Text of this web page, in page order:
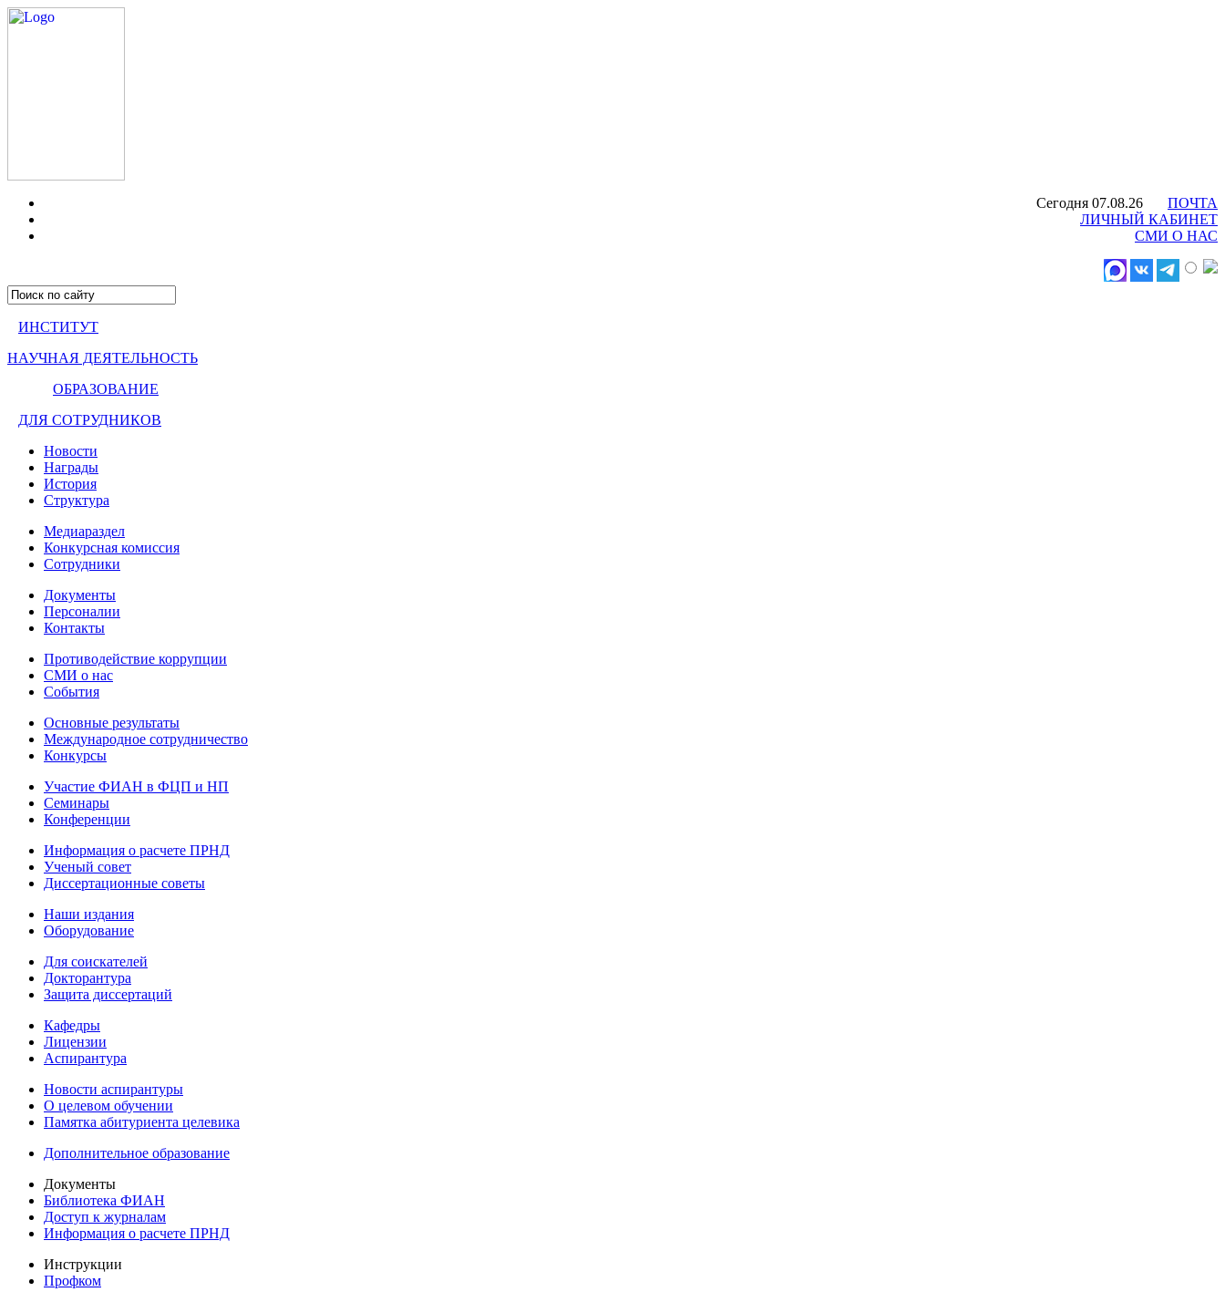
Сегодня 07.08.26
ПОЧТА
ЛИЧНЫЙ КАБИНЕТ
СМИ О НАС
ИНСТИТУТ
НАУЧНАЯ ДЕЯТЕЛЬНОСТЬ
ОБРАЗОВАНИЕ
ДЛЯ СОТРУДНИКОВ
Новости
Награды
История
Структура
Медиараздел
Конкурсная комиссия
Сотрудники
Документы
Персоналии
Контакты
Противодействие коррупции
СМИ о нас
События
Основные результаты
Международное сотрудничество
Конкурсы
Участие ФИАН в ФЦП и НП
Семинары
Конференции
Информация о расчете ПРНД
Ученый совет
Диссертационные советы
Наши издания
Оборудование
Для соискателей
Докторантура
Защита диссертаций
Кафедры
Лицензии
Аспирантура
Новости аспирантуры
О целевом обучении
Памятка абитуриента целевика
Дополнительное образование
Документы
Библиотека ФИАН
Доступ к журналам
Информация о расчете ПРНД
Инструкции
Профком